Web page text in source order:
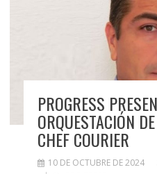
PROGRESS
ORQUESTACIÓN
CHEF COURIER
10 DE OCTUBRE DE 2024